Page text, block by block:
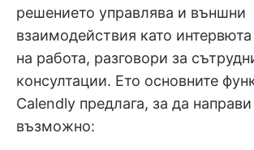
решението управлява и външни
взаимодействия като
на работа, разговори за
консултации. Ето основните
Calendly предлага, за да направи
възможно: